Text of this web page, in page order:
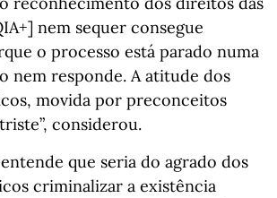
nem sequer consegue
o processo está parado numa
nem responde. A atitude dos
movida por preconceitos
considerou.
que seria do agrado dos
criminalizar a existência